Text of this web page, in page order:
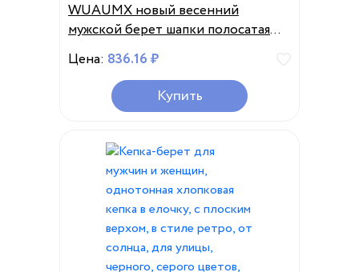
WUAUMX новый весенний
мужской берет шапки полосатая
плоская кепка с козырьком для
женщин мужчин Потертая
джинсовая шапка в елочку козырек
регулируемые шапки для мужчин
Цена: 836.16 ₽
Купить